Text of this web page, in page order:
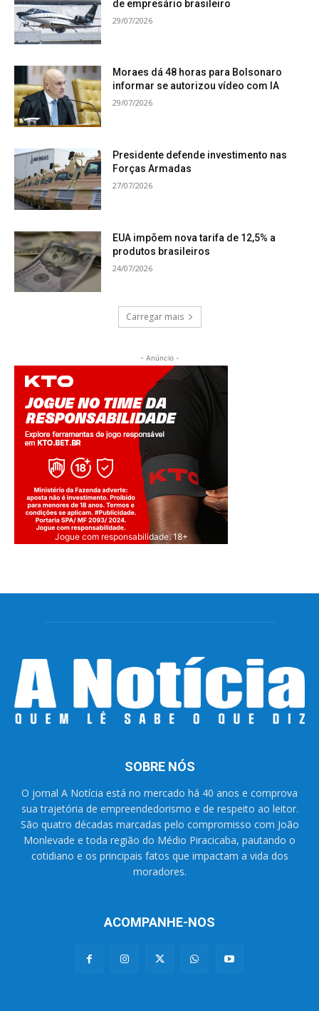
de empresário brasileiro
29/07/2026
Moraes dá 48 horas para Bolsonaro
informar se autorizou vídeo com IA
29/07/2026
Presidente defende investimento nas
Forças Armadas
27/07/2026
EUA impõem nova tarifa de 12,5% a
produtos brasileiros
24/07/2026
Carregar mais
- Anúncio -
Jogue com responsabilidade. 18+
SOBRE NÓS
O jornal A Notícia está no mercado há 40 anos e comprova
sua trajetória de empreendedorismo e de respeito ao leitor.
São quatro décadas marcadas pelo compromisso com João
Monlevade e toda região do Médio Piracicaba, pautando o
cotidiano e os principais fatos que impactam a vida dos
moradores.
ACOMPANHE-NOS